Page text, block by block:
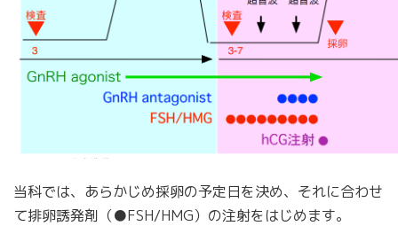
当科では、あらかじめ採卵の予定日を決め、それに合わせ
て排卵誘発剤（●FSH/HMG）の注射をはじめます。